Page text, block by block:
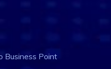
Business Point